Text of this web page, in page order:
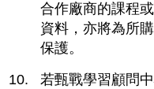
合作廠商的課程
資料，亦將為所
保護。
若甄戰學習顧問